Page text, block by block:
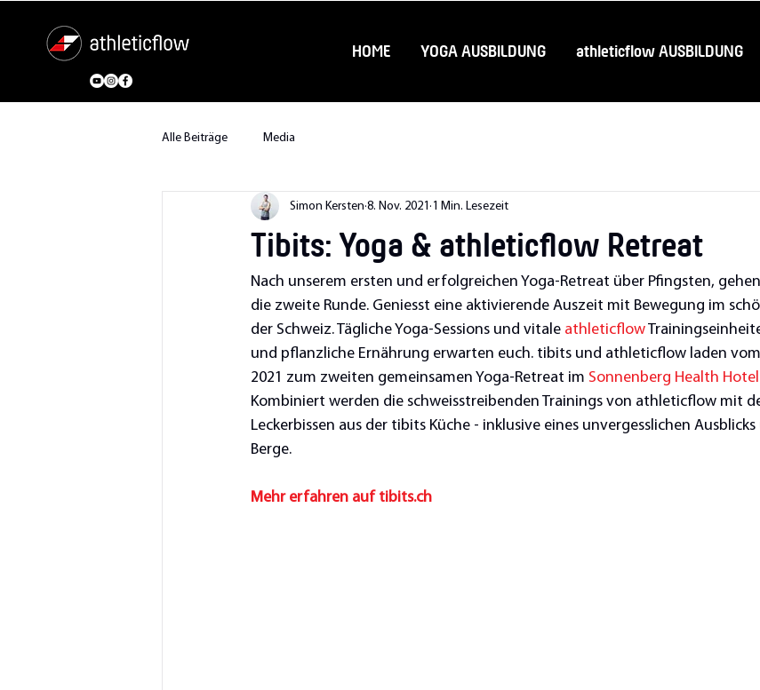
HOME YOGA AUSBILDUNG athleticflow AUSBILDUNG
Alle Beiträge Media
Tibits: Yoga & athleticflow Retreat
Simon Kersten 8. Nov. 2021 1 Min. Lesezeit
Nach unserem ersten und erfolgreichen Yoga-Retreat über Pfingsten,
die zweite Runde. Geniesst eine aktivierende Auszeit mit Bewegung im
der Schweiz. Tägliche Yoga-Sessions und vitale athleticflow
und pflanzliche Ernährung erwarten euch. tibits und athleticflow laden vom
2021 zum zweiten gemeinsamen Yoga-Retreat im Sonnenberg Health
Kombiniert werden die schweisstreibenden Trainings von athleticflow mit
Leckerbissen aus der tibits Küche - inklusive eines unvergesslichen
Berge.
Mehr erfahren auf tibits.ch